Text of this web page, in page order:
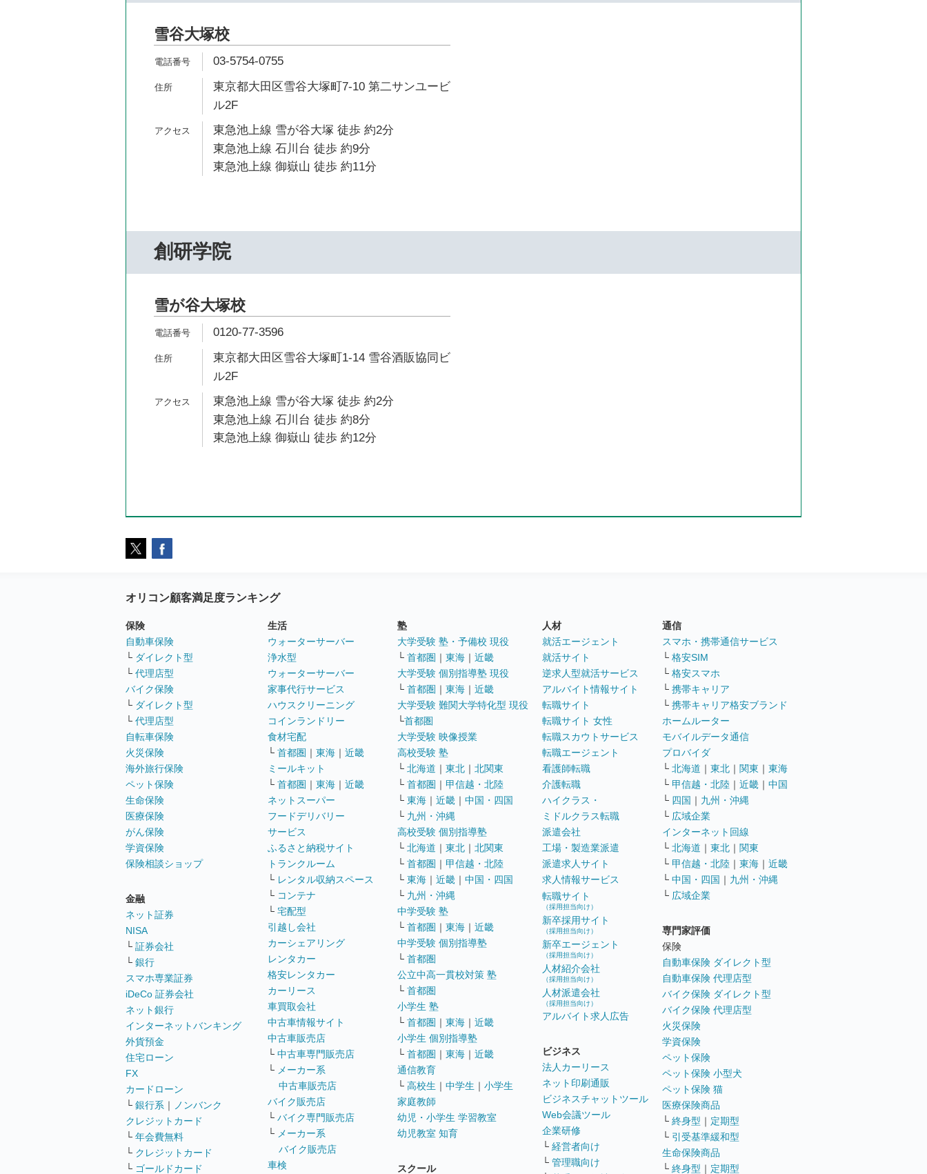
雪谷大塚校
03-5754-0755
東京都大田区雪谷大塚町7-10 第二サンユービ
ル2F
東急池上線 雪が谷大塚 徒歩 約2分
東急池上線 石川台 徒歩 約9分
東急池上線 御嶽山 徒歩 約11分
創研学院
雪が谷大塚校
0120-77-3596
東京都大田区雪谷大塚町1-14 雪谷酒販協同ビ
ル2F
東急池上線 雪が谷大塚 徒歩 約2分
東急池上線 石川台 徒歩 約8分
東急池上線 御嶽山 徒歩 約12分
オリコン顧客満足度ランキング
保険
自動車保険
└ ダイレクト型
└ 代理店型
バイク保険
└ ダイレクト型
└ 代理店型
自転車保険
火災保険
海外旅行保険
ペット保険
生命保険
医療保険
がん保険
学資保険
保険相談ショップ
金融
ネット証券
NISA
└ 証券会社
└ 銀行
スマホ専業証券
iDeCo 証券会社
ネット銀行
インターネットバンキング
外貨預金
住宅ローン
FX
カードローン
└ 銀行系 ｜
ノンバンク
クレジットカード
└ 年会費無料
└ クレジットカード
└ ゴールドカード
生活
ウォーターサーバー
浄水型
ウォーターサーバー
家事代行サービス
ハウスクリーニング
コインランドリー
食材宅配
└ 首都圏 ｜ 東海 ｜ 近畿
ミールキット
└ 首都圏 ｜ 東海 ｜ 近畿
ネットスーパー
フードデリバリー
サービス
ふるさと納税サイト
トランクルーム
└ レンタル収納スペース
└ コンテナ
└ 宅配型
引越し会社
カーシェアリング
レンタカー
格安レンタカー
カーリース
車買取会社
中古車情報サイト
中古車販売店
└ 中古車専門販売店
└ メーカー系
中古車販売店
バイク販売店
└ バイク専門販売店
└ メーカー系
バイク販売店
車検
塾
大学受験 塾・予備校 現役
└ 首都圏 ｜ 東海 ｜ 近畿
大学受験 個別指導塾 現役
└ 首都圏 ｜ 東海 ｜ 近畿
大学受験 難関大学特化型 現役
└首都圏
大学受験 映像授業
高校受験 塾
└ 北海道 ｜ 東北 ｜ 北関東
└ 首都圏 ｜ 甲信越・北陸
└ 東海 ｜ 近畿 ｜ 中国・四国
└ 九州・沖縄
高校受験 個別指導塾
└ 北海道 ｜ 東北 ｜ 北関東
└ 首都圏 ｜ 甲信越・北陸
└ 東海 ｜ 近畿 ｜ 中国・四国
└ 九州・沖縄
中学受験 塾
└ 首都圏 ｜ 東海 ｜ 近畿
中学受験 個別指導塾
└ 首都圏
公立中高一貫校対策 塾
└ 首都圏
小学生 塾
└ 首都圏 ｜ 東海 ｜ 近畿
小学生 個別指導塾
└ 首都圏 ｜ 東海 ｜ 近畿
通信教育
└ 高校生 ｜ 中学生 ｜ 小学生
家庭教師
幼児・小学生 学習教室
幼児教室 知育
スクール
人材
就活エージェント
就活サイト
逆求人型就活サービス
アルバイト情報サイト
転職サイト
転職サイト 女性
転職スカウトサービス
転職エージェント
看護師転職
介護転職
ハイクラス・
ミドルクラス転職
派遣会社
工場・製造業派遣
派遣求人サイト
求人情報サービス
転職サイト
（採用担当向け）
新卒採用サイト
（採用担当向け）
新卒エージェント
（採用担当向け）
人材紹介会社
（採用担当向け）
人材派遣会社
（採用担当向け）
アルバイト求人広告
ビジネス
法人カーリース
ネット印刷通販
ビジネスチャットツール
Web会議ツール
企業研修
└ 経営者向け
└ 管理職向け
通信
スマホ・携帯通信サービス
└ 格安SIM
└ 格安スマホ
└ 携帯キャリア
└ 携帯キャリア格安ブランド
ホームルーター
モバイルデータ通信
プロバイダ
└ 北海道 ｜ 東北 ｜ 関東 ｜ 東海
└ 甲信越・北陸 ｜ 近畿 ｜ 中国
└ 四国 ｜ 九州・沖縄
└ 広域企業
インターネット回線
└ 北海道 ｜ 東北 ｜ 関東
└ 甲信越・北陸 ｜ 東海 ｜ 近畿
└ 中国・四国 ｜ 九州・沖縄
└ 広域企業
専門家評価
保険
自動車保険 ダイレクト型
自動車保険 代理店型
バイク保険 ダイレクト型
バイク保険 代理店型
火災保険
学資保険
ペット保険
ペット保険 小型犬
ペット保険 猫
医療保険商品
└ 終身型 ｜ 定期型
└ 引受基準緩和型
生命保険商品
└ 終身型 ｜ 定期型